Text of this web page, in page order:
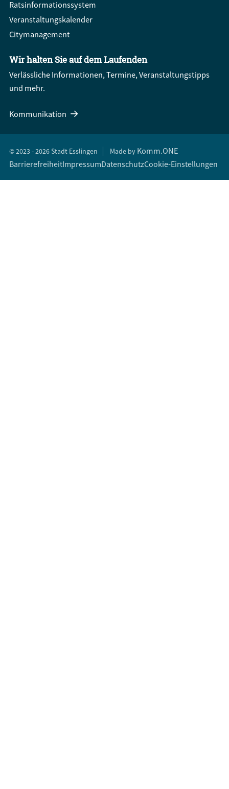
Ratsinformationssystem
Veranstaltungskalender
Citymanagement
Wir halten Sie auf dem Laufenden
Verlässliche Informationen, Termine, Veranstaltungstipps
und mehr.
Kommunikation
© 2023 - 2026 Stadt Esslingen Made by Komm.ONE
BarrierefreiheitImpressumDatenschutzCookie-Einstellungen